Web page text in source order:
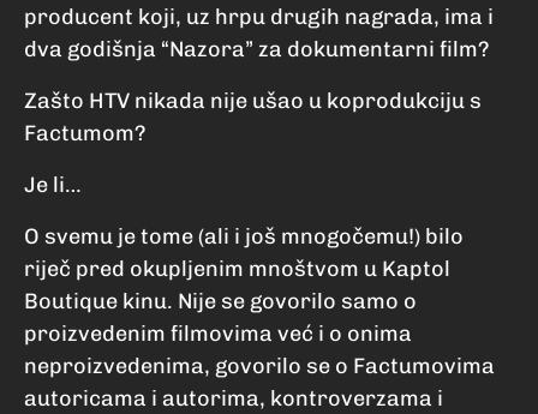
producent koji, uz hrpu drugih nagrada, ima i
dva godišnja “Nazora” za dokumentarni film?
Zašto HTV nikada nije ušao u koprodukciju s
Factumom?
Je li…
O svemu je tome (ali i još mnogočemu!) bilo
riječ pred okupljenim mnoštvom u Kaptol
Boutique kinu. Nije se govorilo samo o
proizvedenim filmovima već i o onima
neproizvedenima, govorilo se o Factumovima
autoricama i autorima, kontroverzama i